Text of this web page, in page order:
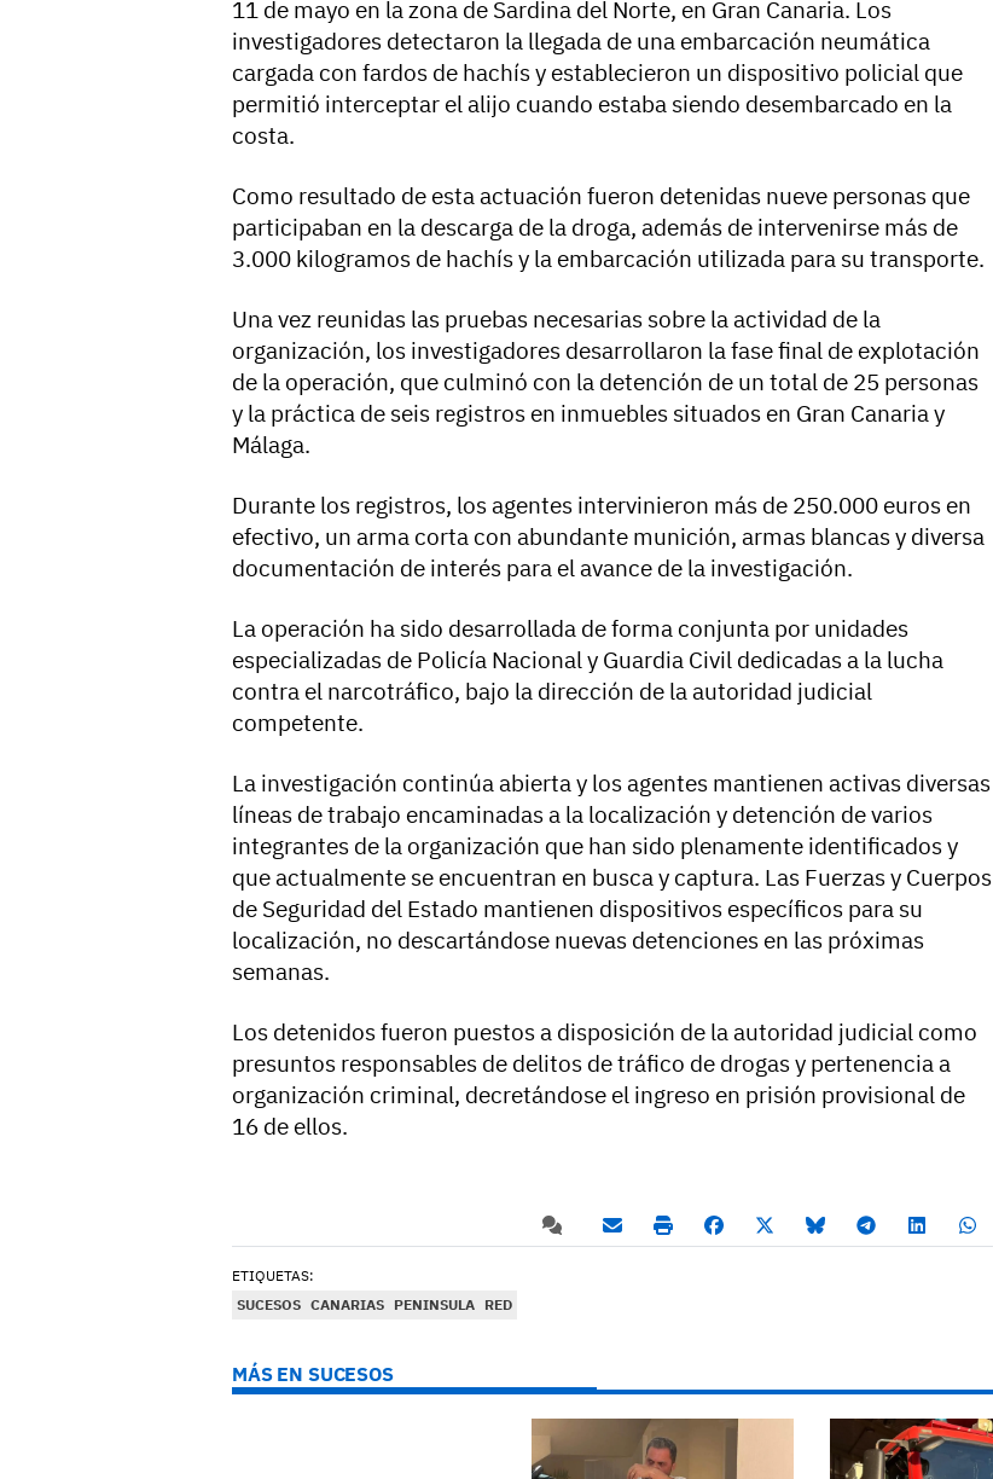
11 de mayo en la zona de Sardina del Norte, en Gran Canaria. Los
investigadores detectaron la llegada de una embarcación neumática
cargada con fardos de hachís y establecieron un dispositivo policial que
permitió interceptar el alijo cuando estaba siendo desembarcado en la
costa.
Como resultado de esta actuación fueron detenidas nueve personas que
participaban en la descarga de la droga, además de intervenirse más de
3.000 kilogramos de hachís y la embarcación utilizada para su transporte.
Una vez reunidas las pruebas necesarias sobre la actividad de la
organización, los investigadores desarrollaron la fase final de explotación
de la operación, que culminó con la detención de un total de 25 personas
y la práctica de seis registros en inmuebles situados en Gran Canaria y
Málaga.
Durante los registros, los agentes intervinieron más de 250.000 euros en
efectivo, un arma corta con abundante munición, armas blancas y diversa
documentación de interés para el avance de la investigación.
La operación ha sido desarrollada de forma conjunta por unidades
especializadas de Policía Nacional y Guardia Civil dedicadas a la lucha
contra el narcotráfico, bajo la dirección de la autoridad judicial
competente.
La investigación continúa abierta y los agentes mantienen activas diversas
líneas de trabajo encaminadas a la localización y detención de varios
integrantes de la organización que han sido plenamente identificados y
que actualmente se encuentran en busca y captura. Las Fuerzas y Cuerpos
de Seguridad del Estado mantienen dispositivos específicos para su
localización, no descartándose nuevas detenciones en las próximas
semanas.
Los detenidos fueron puestos a disposición de la autoridad judicial como
presuntos responsables de delitos de tráfico de drogas y pertenencia a
organización criminal, decretándose el ingreso en prisión provisional de
16 de ellos.
ETIQUETAS:
SUCESOS CANARIAS PENINSULA RED
MÁS EN SUCESOS